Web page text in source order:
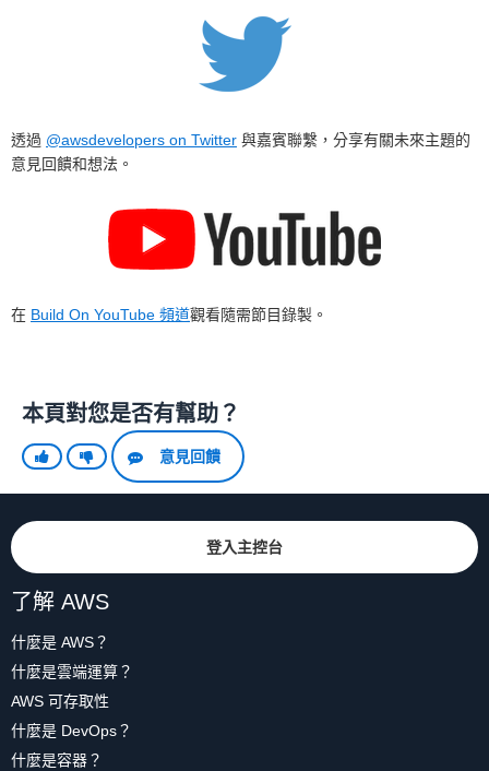
透過 @awsdevelopers on Twitter 與嘉賓聯繫，分享有關未來主題的
意見回饋和想法。
在 Build On YouTube 頻道觀看隨需節目錄製。
本頁對您是否有幫助？
意見回饋
登入主控台
了解 AWS
什麼是 AWS？
什麼是雲端運算？
AWS 可存取性
什麼是 DevOps？
什麼是容器？